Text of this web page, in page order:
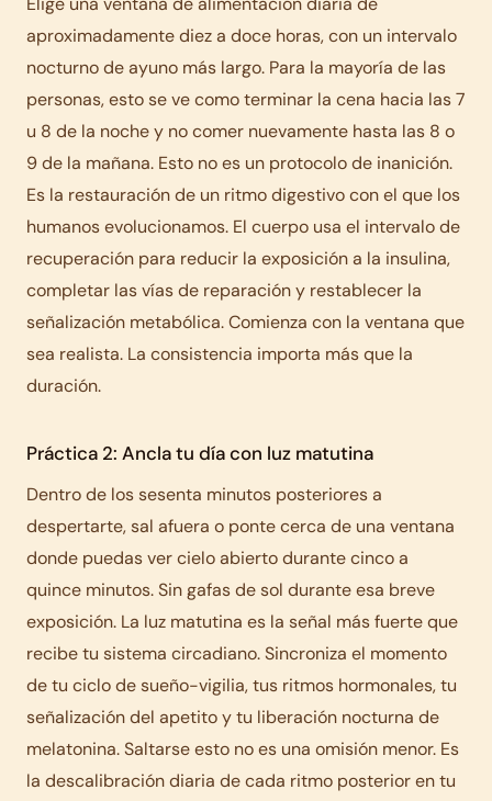
aproximadamente diez a doce horas, con un intervalo
nocturno de ayuno más largo. Para la mayoría de las
personas, esto se ve como terminar la cena hacia las 7
u 8 de la noche y no comer nuevamente hasta las 8 o
9 de la mañana. Esto no es un protocolo de inanición.
Es la restauración de un ritmo digestivo con el que los
humanos evolucionamos. El cuerpo usa el intervalo de
recuperación para reducir la exposición a la insulina,
completar las vías de reparación y restablecer la
señalización metabólica. Comienza con la ventana que
sea realista. La consistencia importa más que la
duración.
Práctica 2: Ancla tu día con luz matutina
Dentro de los sesenta minutos posteriores a
despertarte, sal afuera o ponte cerca de una ventana
donde puedas ver cielo abierto durante cinco a
quince minutos. Sin gafas de sol durante esa breve
exposición. La luz matutina es la señal más fuerte que
recibe tu sistema circadiano. Sincroniza el momento
de tu ciclo de sueño-vigilia, tus ritmos hormonales, tu
señalización del apetito y tu liberación nocturna de
melatonina. Saltarse esto no es una omisión menor. Es
la descalibración diaria de cada ritmo posterior en tu